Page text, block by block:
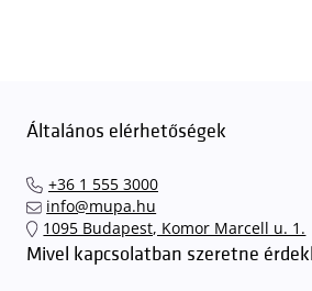
Általános elérhetőségek
+36 1 555 3000
info@mupa.hu
1095 Budapest, Komor Marcell u. 1.
Mivel kapcsolatban szeretne